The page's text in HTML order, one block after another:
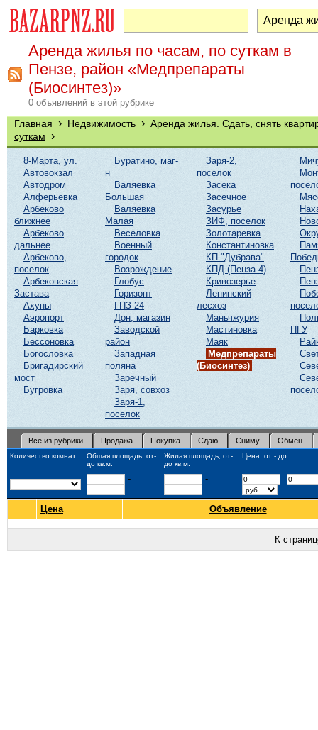
Аренда жилья по часам, по суткам в
Пензе, район «Медпрепараты
(Биосинтез)»
0 объявлений в этой рубрике
Главная › Недвижимость › Аренда жилья. Сдать, снять
суткам ›
8-Марта, ул.
Автовокзал
Автодром
Алферьевка
Арбеково
ближнее
Арбеково
дальнее
Арбеково,
поселок
Арбековская
Застава
Ахуны
Аэропорт
Барковка
Бессоновка
Богословка
Бригадирский
мост
Бугровка
Буратино, маг-
н
Валяевка
Большая
Валяевка
Малая
Веселовка
Военный
городок
Возрождение
Глобус
Горизонт
ГПЗ-24
Дон, магазин
Заводской
район
Западная
поляна
Заречный
Заря, совхоз
Заря-1,
поселок
Заря-2,
поселок
Засека
Засечное
Засурье
ЗИФ, поселок
Золотаревка
Константиновка
КП "Дубрава"
КПД (Пенза-4)
Кривозерье
Ленинский
лесхоз
Маньчжурия
Мастиновка
Маяк
Медпрепараты
(Биосинтез)
ПГУ
Все из рубрики Продажа Покупка Сдаю Сниму Обмен
Количество комнат
Общая площадь, от-
до кв.м.
Жилая площадь, от-
до кв.м.
Цена, от - до
- - -
Цена Объявление
К